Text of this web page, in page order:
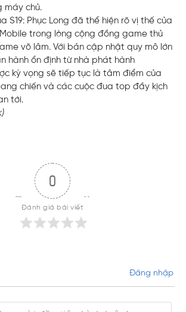
máy chủ.
S19: Phục Long đã thể hiện rõ vị thế của
Mobile trong lòng cộng đồng game thủ
võ lâm. Với bản cập nhật quy mô lớn
hành ổn định từ nhà phát hành
kỳ vọng sẽ tiếp tục là tâm điểm của
chiến và các cuộc đua top đầy kịch
tới.
0
Đánh giá bài viết
Đăng nhập